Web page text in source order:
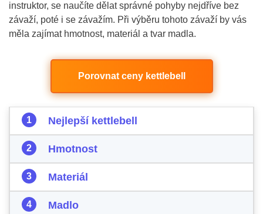
instruktor, se naučíte dělat správné pohyby nejdříve bez
závaží, poté i se závažím. Při výběru tohoto závaží by vás
měla zajímat hmotnost, materiál a tvar madla.
Porovnat ceny kettlebell
Nejlepší kettlebell
Hmotnost
Materiál
Madlo